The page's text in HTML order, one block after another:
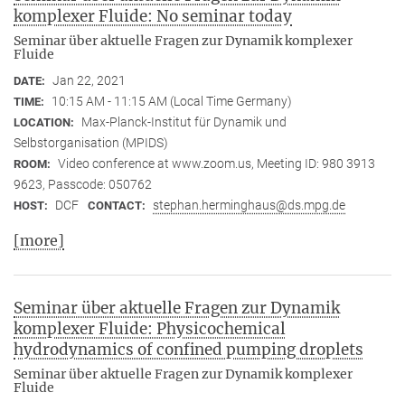
komplexer Fluide: No seminar today
Seminar über aktuelle Fragen zur Dynamik komplexer
Fluide
DATE: Jan 22, 2021
TIME: 10:15 AM - 11:15 AM (Local Time Germany)
LOCATION:
Max-Planck-Institut für Dynamik und
Selbstorganisation (MPIDS)
ROOM: Video conference at www.zoom.us, Meeting ID: 980 3913
9623, Passcode: 050762
HOST: DCF CONTACT: stephan.herminghaus@ds.mpg.de
[more]
Seminar über aktuelle Fragen zur Dynamik
komplexer Fluide: Physicochemical
hydrodynamics of confined pumping droplets
Seminar über aktuelle Fragen zur Dynamik komplexer
Fluide